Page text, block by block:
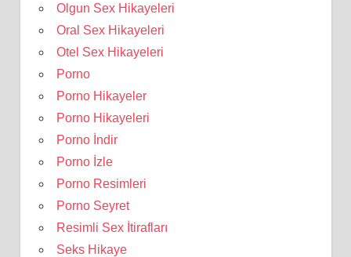
Olgun Sex Hikayeleri
Oral Sex Hikayeleri
Otel Sex Hikayeleri
Porno
Porno Hikayeler
Porno Hikayeleri
Porno İndir
Porno İzle
Porno Resimleri
Porno Seyret
Resimli Sex İtirafları
Seks Hikaye